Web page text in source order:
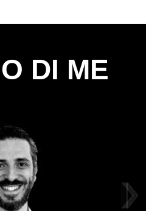
DI ME